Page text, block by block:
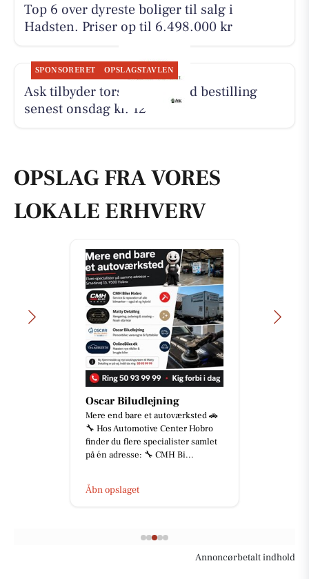
Top 6 over dyreste boliger til salg i
Hadsten. Priser op til 6.498.000 kr
SPONSORERET OPSLAGSTAVLEN
Ask tilbyder torsdagsret med bestilling
senest onsdag kl. 12
OPSLAG FRA VORES
LOKALE ERHVERV
Oscar Biludlejning
Mere end bare et autoværksted 🚗
🔧 Hos Automotive Center Hobro
finder du flere specialister samlet
på én adresse: 🔧 CMH Bi...
Åbn opslaget
Annoncørbetalt indhold